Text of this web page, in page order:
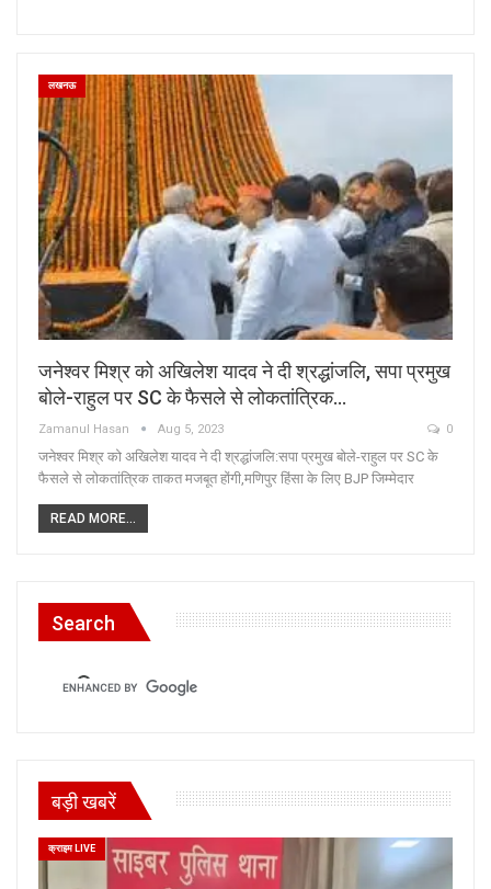
लखनऊ
जनेश्वर मिश्र को अखिलेश यादव ने दी श्रद्धांजलि, सपा प्रमुख
बोले-राहुल पर SC के फैसले से लोकतांत्रिक…
Zamanul Hasan Aug 5, 2023 0
जनेश्वर मिश्र को अखिलेश यादव ने दी श्रद्धांजलि:सपा प्रमुख बोले-राहुल पर SC के
फैसले से लोकतांत्रिक ताकत मजबूत होंगी,मणिपुर हिंसा के लिए BJP जिम्मेदार
READ MORE...
Search
बड़ी खबरें
क्राइम LIVE